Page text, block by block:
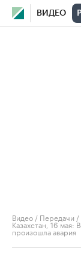
ВИДЕО
Видео / Передачи /
Казахстан, 16 мая:
произошла авария